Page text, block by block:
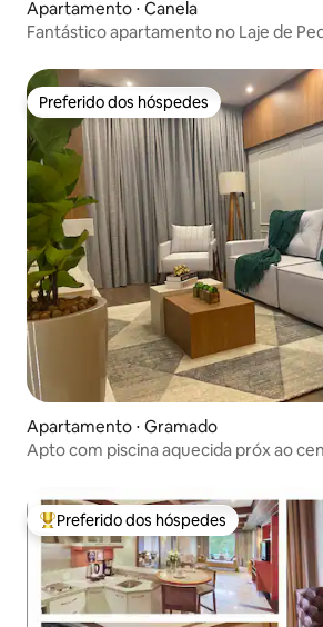
Apartamento ⋅ Canela
Fantástico apartamento no Laje de
Preferido dos hóspedes
Preferido dos hóspedes
Apartamento ⋅ Gramado
Apto com piscina aquecida próx ao
Entre os melhores preferidos dos
Preferido dos hóspedes